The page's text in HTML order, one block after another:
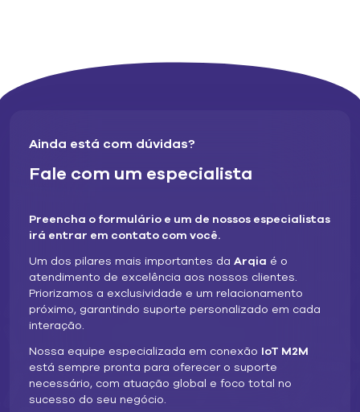
No formato tradicional, o SIM é armazenado em um chip
incorporado a um cartão removível, uma escolha ainda
à placa do dispositivo.
O iSIM vai além do eSIM em termos de integração. Ele é
computação de um dispositivo em um pequeno pedaço
de silício.
Em vez de residir em um chip dedicado como o eSIM, o
núcleo do processador que contém a função SIM é
integrado diretamente ao hardware de computação ou
de conectividade do dispositivo. Em outras palavras, o
iSIM pode estar integrado à unidade de microcontrolador
(MCU) ou ao módulo celular (modem). Em ambos os
casos, o iSIM requer um processador dedicado para
operações de segurança (por exemplo, um enclave
seguro) para manter a integridade das operações
Ainda está com dúvidas?
Fale com um especialista
Preencha o formulário e um de nossos especialistas
irá entrar em contato com você.
Um dos pilares mais importantes da Arqia é o
atendimento de excelência aos nossos clientes.
Priorizamos a exclusividade e um relacionamento
próximo, garantindo suporte personalizado em cada
interação.
Nossa equipe especializada em conexão IoT M2M
está sempre pronta para oferecer o suporte
necessário, com atuação global e foco total no
sucesso do seu negócio.